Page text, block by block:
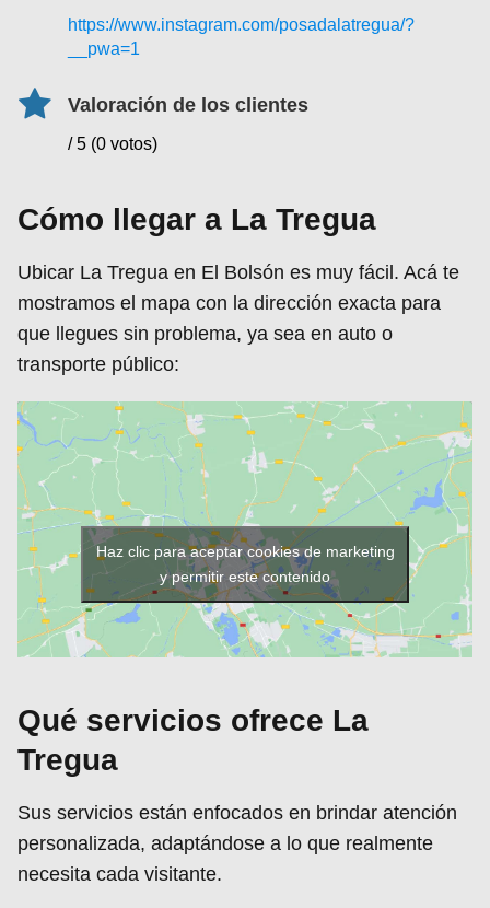
https://www.instagram.com/posadalatregua/?
__pwa=1
Valoración de los clientes
/ 5 (0 votos)
Cómo llegar a La Tregua
Ubicar La Tregua en El Bolsón es muy fácil. Acá te
mostramos el mapa con la dirección exacta para
que llegues sin problema, ya sea en auto o
transporte público:
Haz clic para aceptar cookies de marketing
y permitir este contenido
Qué servicios ofrece La
Tregua
Sus servicios están enfocados en brindar atención
personalizada, adaptándose a lo que realmente
necesita cada visitante.